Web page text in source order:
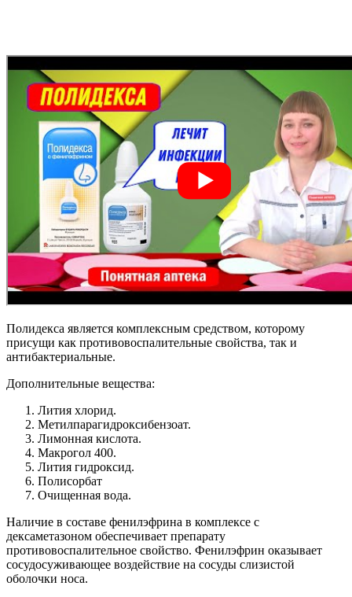
Полидекса является комплексным средством, которому
присущи как противовоспалительные свойства, так и
антибактериальные.
Дополнительные вещества:
Лития хлорид.
Метилпарагидроксибензоат.
Лимонная кислота.
Макрогол 400.
Лития гидроксид.
Полисорбат
Очищенная вода.
Наличие в составе фенилэфрина в комплексе с
дексаметазоном обеспечивает препарату
противовоспалительное свойство. Фенилэфрин оказывает
сосудосуживающее воздействие на сосуды слизистой
оболочки носа.